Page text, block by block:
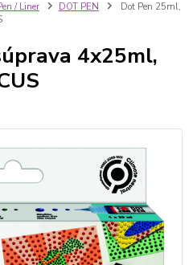
/ Liner DOT PEN
Dot Pen 25ml,
4x25ml,